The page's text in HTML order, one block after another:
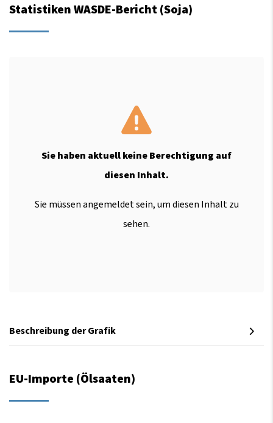
Statistiken WASDE-Bericht (Soja)
Sie haben aktuell keine Berechtigung auf
diesen Inhalt.
Sie müssen angemeldet sein, um diesen Inhalt zu
sehen.
Beschreibung der Grafik
EU-Importe (Ölsaaten)